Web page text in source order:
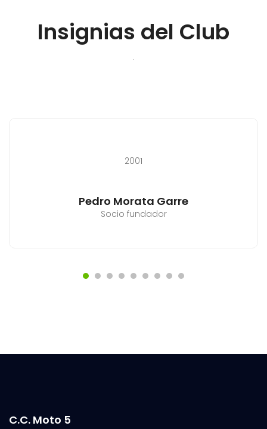
Insignias del Club
.
José Miguel Marín
C.C. Moto 5